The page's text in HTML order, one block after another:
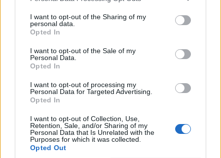
I want to opt-out of the Sharing of my
personal data.
Opted In
I want to opt-out of the Sale of my
Personal Data.
Opted In
I want to opt-out of processing my
Personal Data for Targeted Advertising.
Opted In
I want to opt-out of Collection, Use,
Retention, Sale, and/or Sharing of my
Personal Data that Is Unrelated with the
Purposes for which it was collected.
Opted Out